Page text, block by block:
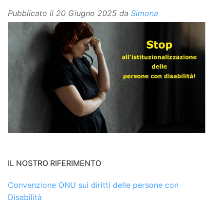
Pubblicato il 20 Giugno 2025 da Simona
IL NOSTRO RIFERIMENTO
Convenzione ONU sui diritti delle persone con
Disabilità